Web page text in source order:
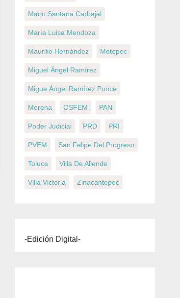
Mario Santana Carbajal
María Luisa Mendoza
Maurilio Hernández Metepec
Miguel Ángel Ramírez
Migue Ángel Ramírez Ponce
Morena OSFEM PAN
Poder Judicial PRD PRI
PVEM San Felipe Del Progreso
Toluca Villa De Allende
Villa Victoria Zinacantepec
-Edición Digital-